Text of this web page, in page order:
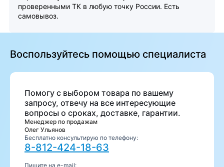
проверенными ТК в любую точку России. Есть
самовывоз.
Воспользуйтесь помощью специалиста
Помогу с выбором товара по вашему
запросу, отвечу на все интересующие
вопросы о сроках, доставке, гарантии.
Менеджер по продажам
Олег Ульянов
Бесплатно консультирую по телефону:
8-812-424-18-63
Пишите на e-mail: